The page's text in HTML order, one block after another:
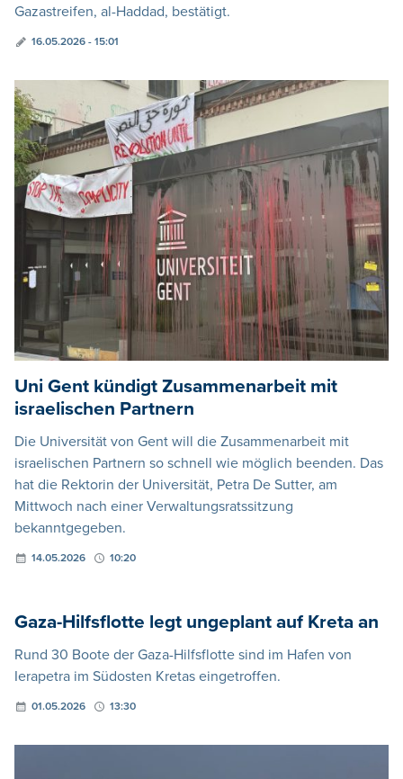
Gazastreifen, al-Haddad, bestätigt.
16.05.2026 - 15:01
Uni Gent kündigt Zusammenarbeit mit
israelischen Partnern
Die Universität von Gent will die Zusammenarbeit mit
israelischen Partnern so schnell wie möglich beenden. Das
hat die Rektorin der Universität, Petra De Sutter, am
Mittwoch nach einer Verwaltungsratssitzung
bekanntgegeben.
14.05.2026 10:20
Gaza-Hilfsflotte legt ungeplant auf Kreta an
Rund 30 Boote der Gaza-Hilfsflotte sind im Hafen von
Ierapetra im Südosten Kretas eingetroffen.
01.05.2026 13:30